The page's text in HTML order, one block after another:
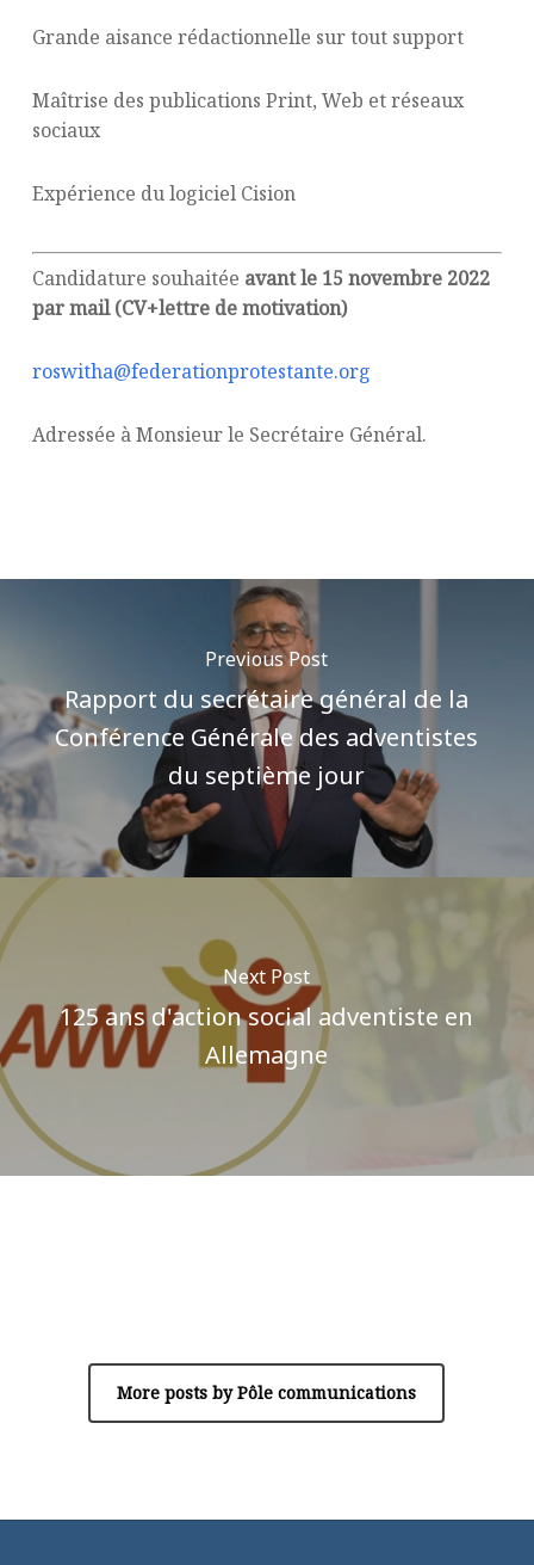
Grande aisance rédactionnelle sur tout support
Maîtrise des publications Print, Web et réseaux
sociaux
Expérience du logiciel Cision
Candidature souhaitée avant le 15 novembre 2022
par mail (CV+lettre de motivation)
roswitha@federationprotestante.org
Adressée à Monsieur le Secrétaire Général.
Previous Post
Rapport du secrétaire général de la
Conférence Générale des adventistes
du septième jour
Next Post
125 ans d'action social adventiste en
Allemagne
More posts by Pôle communications